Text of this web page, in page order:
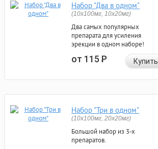
Набор "Два в одном"
(10x100мг, 10x20мг)
Два самых популярных
препарата для усиления
эрекции в одном наборе!
от 115Р Купить
Набор "Три в одном"
(10x100мг, 20x20мг)
Большой набор из 3-х
препаратов.